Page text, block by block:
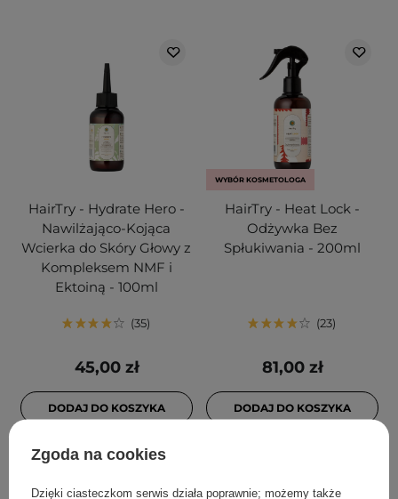
HairTry - Hydrate Hero -
Nawilżająco-Kojąca
Wcierka do Skóry Głowy z
Kompleksem NMF i
Ektoiną - 100ml
35
45,00 zł
DODAJ DO KOSZYKA
WYBÓR KOSMETOLOGA
HairTry - Heat Lock -
Odżywka Bez
Spłukiwania - 200ml
23
81,00 zł
DODAJ DO KOSZYKA
Zgoda na cookies
Dzięki ciasteczkom serwis działa poprawnie; możemy także